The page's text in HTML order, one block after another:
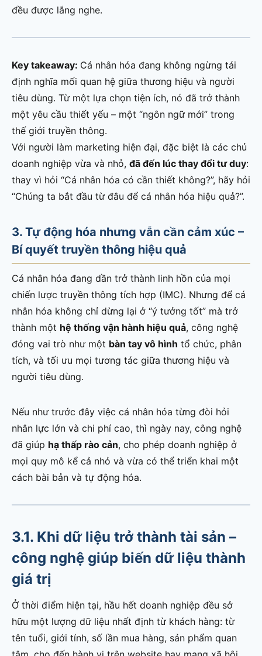
đều được lắng nghe.
Key takeaway: Cá nhân hóa đang không ngừng tái
định nghĩa mối quan hệ giữa thương hiệu và người
tiêu dùng. Từ một lựa chọn tiện ích, nó đã trở thành
một yêu cầu thiết yếu – một “ngôn ngữ mới” trong
thế giới truyền thông.
Với người làm marketing hiện đại, đặc biệt là các chủ
doanh nghiệp vừa và nhỏ, đã đến lúc thay đổi tư duy:
thay vì hỏi “Cá nhân hóa có cần thiết không?”, hãy hỏi
“Chúng ta bắt đầu từ đâu để cá nhân hóa hiệu quả?”.
3. Tự động hóa nhưng vẫn cần cảm xúc –
Bí quyết truyền thông hiệu quả
Cá nhân hóa đang dần trở thành linh hồn của mọi
chiến lược truyền thông tích hợp (IMC). Nhưng để cá
nhân hóa không chỉ dừng lại ở “ý tưởng tốt” mà trở
thành một hệ thống vận hành hiệu quả, công nghệ
đóng vai trò như một bàn tay vô hình tổ chức, phân
tích, và tối ưu mọi tương tác giữa thương hiệu và
người tiêu dùng.
Nếu như trước đây việc cá nhân hóa từng đòi hỏi
nhân lực lớn và chi phí cao, thì ngày nay, công nghệ
đã giúp hạ thấp rào cản, cho phép doanh nghiệp ở
mọi quy mô kể cả nhỏ và vừa có thể triển khai một
cách bài bản và tự động hóa.
3.1. Khi dữ liệu trở thành tài sản –
công nghệ giúp biến dữ liệu thành
giá trị
Ở thời điểm hiện tại, hầu hết doanh nghiệp đều sở
hữu một lượng dữ liệu nhất định từ khách hàng: từ
tên tuổi, giới tính, số lần mua hàng, sản phẩm quan